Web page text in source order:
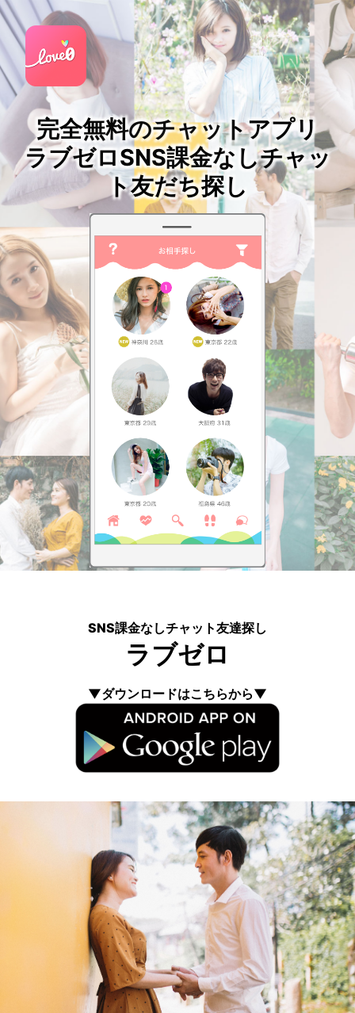
完全無料のチャットアプリ
ラブゼロSNS課金なしチャッ
ト友だち探し
SNS課金なしチャット友達探し
ラブゼロ
▼ダウンロードはこちらから▼